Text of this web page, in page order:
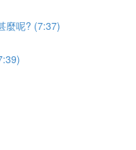
麼呢? (7:37)